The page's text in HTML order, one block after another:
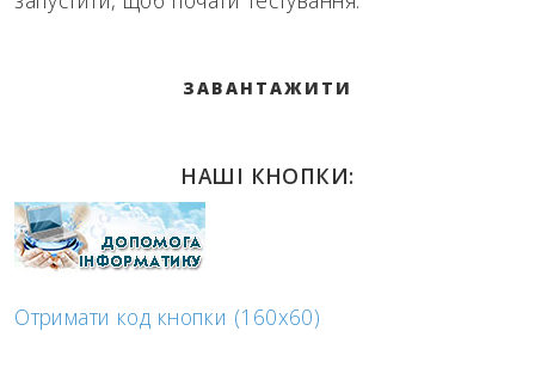
ЗАВАНТАЖИТИ
НАШІ КНОПКИ:
Отримати код кнопки (160x60)